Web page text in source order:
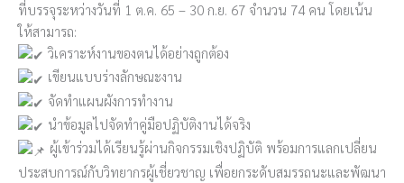
ที่บรรจุระหว่างวันที่ 1 ต.ค. 65 – 30 ก.ย. 67 จำนวน 74 คน โดยเน้น
ให้สามารถ:
วิเคราะห์งานของตนได้อย่างถูกต้อง
เขียนแบบร่างลักษณะงาน
จัดทำแผนผังการทำงาน
นำข้อมูลไปจัดทำคู่มือปฏิบัติงานได้จริง
ผู้เข้าร่วมได้เรียนรู้ผ่านกิจกรรมเชิงปฏิบัติ พร้อมการแลกเปลี่ยน
ประสบการณ์กับวิทยากรผู้เชี่ยวชาญ เพื่อยกระดับสมรรถนะและพัฒนา